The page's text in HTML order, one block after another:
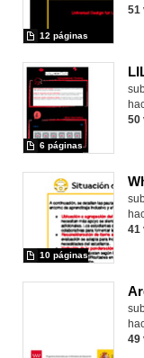
12 páginas
51
6 páginas
50
10 páginas
41
49